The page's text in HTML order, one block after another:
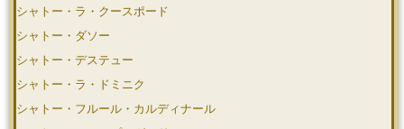
シャトー・ラ・クースポード
シャトー・ダソー
シャトー・デステュー
シャトー・ラ・ドミニク
シャトー・フルール・カルディナール